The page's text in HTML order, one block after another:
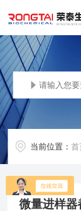
当前位置：首
微量进样